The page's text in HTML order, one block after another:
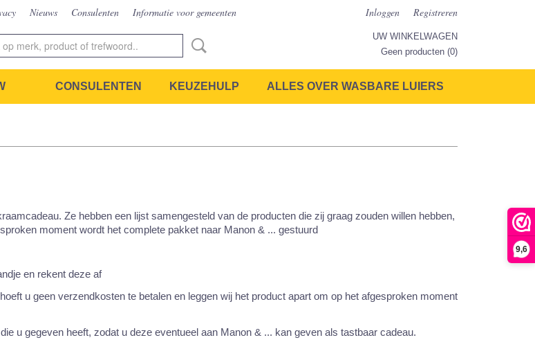
9,6
Nieuws Consulenten Informatie voor gemeenten Inloggen Registreren
UW WINKELWAGEN
Geen producten (0)
ALLES OVER WASBARE LUIERS
KEUZEHULP
CONSULENTEN
Ze hebben een lijst samengesteld van de producten die zij graag zouden willen hebben,
moment wordt het complete pakket naar Manon & ... gestuurd
en rekent deze af
u geen verzendkosten te betalen en leggen wij het product apart om op het afgesproken moment
u gegeven heeft, zodat u deze eventueel aan Manon & ... kan geven als tastbaar cadeau.